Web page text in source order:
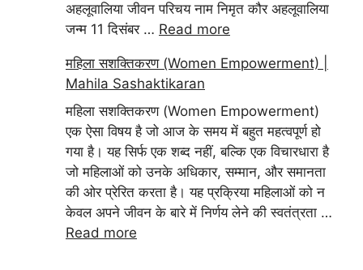
अहलूवालिया जीवन परिचय नाम निमृत कौर अहलूवालिया
जन्म 11 दिसंबर … Read more
महिला सशक्तिकरण (Women Empowerment) |
Mahila Sashaktikaran
महिला सशक्तिकरण (Women Empowerment)
एक ऐसा विषय है जो आज के समय में बहुत महत्वपूर्ण हो
गया है। यह सिर्फ एक शब्द नहीं, बल्कि एक विचारधारा है
जो महिलाओं को उनके अधिकार, सम्मान, और समानता
की ओर प्रेरित करता है। यह प्रक्रिया महिलाओं को न
केवल अपने जीवन के बारे में निर्णय लेने की स्वतंत्रता …
Read more